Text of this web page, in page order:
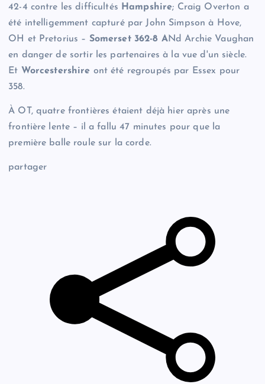
42-4 contre les difficultés
Hampshire; Craig Overton a
été intelligemment capturé par John Simpson à Hove,
OH et Pretorius – Somerset 362-8 ANd Archie Vaughan
en danger de sortir les partenaires à la vue d'un siècle.
Et Worcestershire ont été regroupés par Essex pour
358.
À OT, quatre frontières étaient déjà hier après une
frontière lente – il a fallu 47 minutes pour que la
première balle roule sur la corde.
partager